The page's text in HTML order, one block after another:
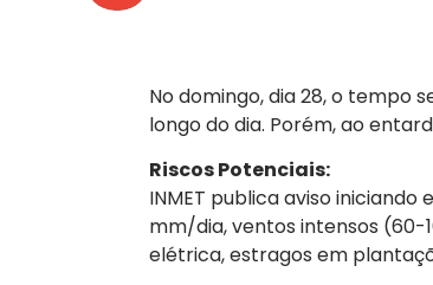
No domingo, dia 28, o tempo
longo do dia. Porém, ao
Riscos Potenciais:
INMET publica aviso iniciando
mm/dia, ventos intensos (60-
elétrica, estragos em